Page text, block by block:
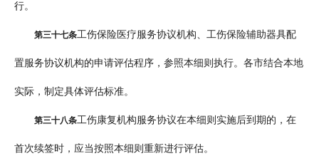
行。
第三十七条工伤保险医疗服务协议机构、工伤保险辅助器具配
置服务协议机构的申请评估程序，参照本细则执行。各市结合本地
实际，制定具体评估标准。
第三十八条工伤康复机构服务协议在本细则实施后到期的，在
首次续签时，应当按照本细则重新进行评估。